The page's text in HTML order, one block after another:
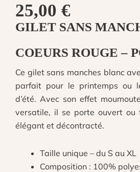
25,00 €
GILET SANS
COEURS ROUGE –
Ce gilet sans manches blanc
parfait pour le printemps ou
d’été. Avec son effet
versatile, il se porte ouvert ou
élégant et décontracté.
Taille unique – du S au XL
Composition : 100%